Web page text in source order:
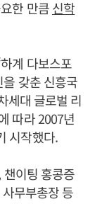
한 만큼신학
계 다보스포
갖춘 신흥국
세대 글로벌 리
따라 2007년
시작했다.
이팅 홍콩증
무부총장 등